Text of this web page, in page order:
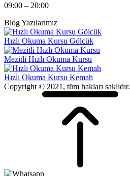
09:00 – 20:00
Blog Yazılarımız
Hızlı Okuma Kursu Gölcük
Mezitli Hızlı Okuma Kursu
Hızlı Okuma Kursu Kemah
Copyright © 2021, tüm hakları saklıdır.